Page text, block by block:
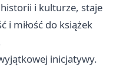
i kulturze, staje
i miłość do książek
inicjatywy.